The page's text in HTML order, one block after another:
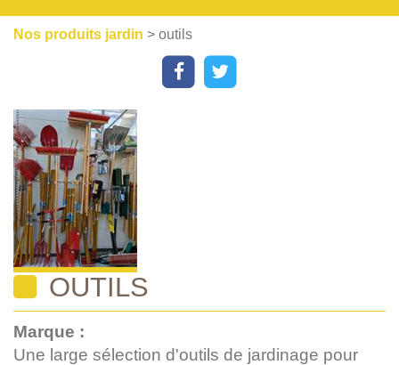
Nos produits jardin > outils
OUTILS
Marque :
Une large sélection d'outils de jardinage pour